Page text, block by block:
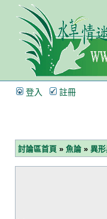
登入 註冊
討論區首頁 » 魚論 » 異形